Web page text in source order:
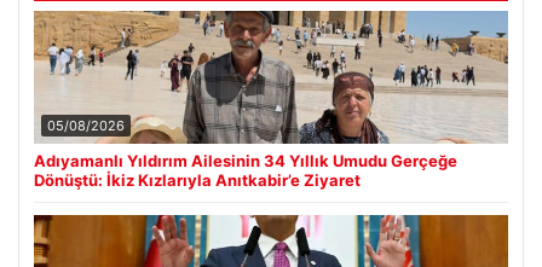
05/08/2026
Adıyamanlı Yıldırım Ailesinin 34 Yıllık Umudu Gerçeğe
Dönüştü: İkiz Kızlarıyla Anıtkabir’e Ziyaret